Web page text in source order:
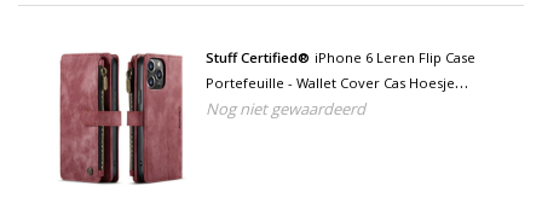
Stuff Certified® iPhone 6 Leren Flip Case
Portefeuille - Wallet Cover Cas Hoesje
Rood
Nog niet gewaardeerd